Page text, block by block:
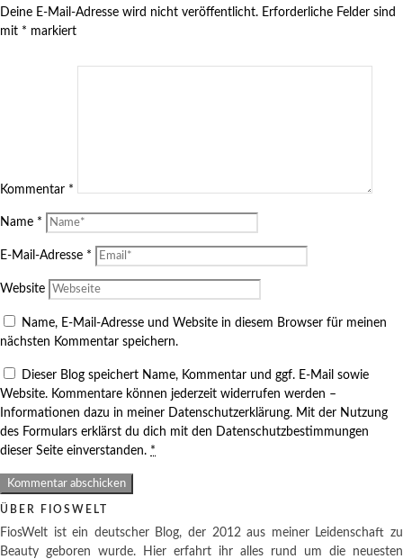
Deine E-Mail-Adresse wird nicht veröffentlicht. Erforderliche Felder sind
mit * markiert
Kommentar *
Name *
E-Mail-Adresse *
Website
Name, E-Mail-Adresse und Website in diesem Browser für meinen
nächsten Kommentar speichern.
Dieser Blog speichert Name, Kommentar und ggf. E-Mail sowie
Website. Kommentare können jederzeit widerrufen werden –
Informationen dazu in meiner Datenschutzerklärung. Mit der Nutzung
des Formulars erklärst du dich mit den Datenschutzbestimmungen
dieser Seite einverstanden. *
ÜBER FIOSWELT
FiosWelt ist ein deutscher Blog, der 2012 aus meiner Leidenschaft zu
Beauty geboren wurde. Hier erfahrt ihr alles rund um die neuesten